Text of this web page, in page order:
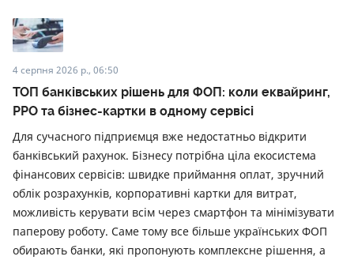
4 серпня 2026 р., 06:50
ТОП банківських рішень для ФОП: коли еквайринг,
РРО та бізнес-картки в одному сервісі
Для сучасного підприємця вже недостатньо відкрити
банківський рахунок. Бізнесу потрібна ціла екосистема
фінансових сервісів: швидке приймання оплат, зручний
облік розрахунків, корпоративні картки для витрат,
можливість керувати всім через смартфон та мінімізувати
паперову роботу. Саме тому все більше українських ФОП
обирають банки, які пропонують комплексне рішення, а